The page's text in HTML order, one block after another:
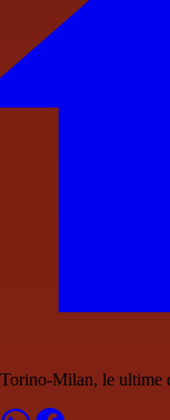
Torino-Milan, le ultime